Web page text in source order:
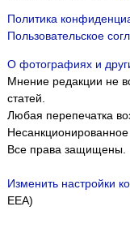
Политика
Пользовательское
О фотографиях и
Мнение редакции не
статей.
Любая перепечатка
Все права защищены.
Изменить настройки
EEA)